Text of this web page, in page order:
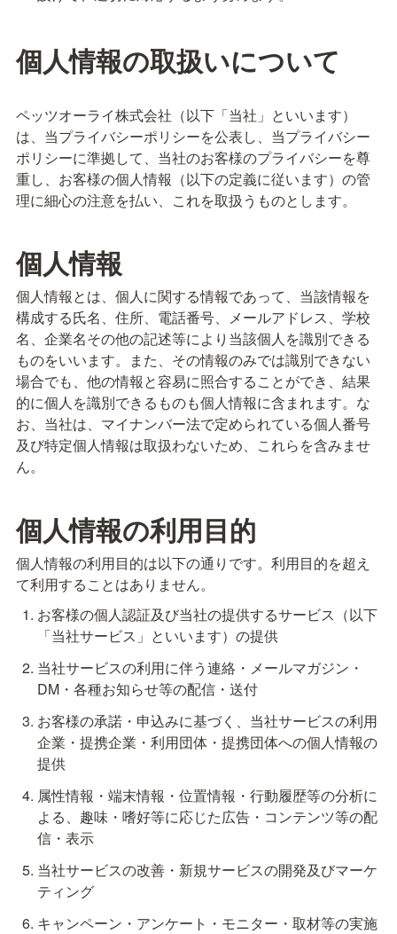
個人情報の取扱いについて
ペッツオーライ株式会社（以下「当社」といいます）
は、当プライバシーポリシーを公表し、当プライバシー
ポリシーに準拠して、当社のお客様のプライバシーを尊
重し、お客様の個人情報（以下の定義に従います）の管
理に細心の注意を払い、これを取扱うものとします。
個人情報
個人情報とは、個人に関する情報であって、当該情報を
構成する氏名、住所、電話番号、メールアドレス、学校
名、企業名その他の記述等により当該個人を識別できる
ものをいいます。また、その情報のみでは識別できない
場合でも、他の情報と容易に照合することができ、結果
的に個人を識別できるものも個人情報に含まれます。な
お、当社は、マイナンバー法で定められている個人番号
及び特定個人情報は取扱わないため、これらを含みませ
ん。
個人情報の利用目的
個人情報の利用目的は以下の通りです。利用目的を超え
て利用することはありません。
お客様の個人認証及び当社の提供するサービス（以下
「当社サービス」といいます）の提供
当社サービスの利用に伴う連絡・メールマガジン・
DM・各種お知らせ等の配信・送付
お客様の承諾・申込みに基づく、当社サービスの利用
企業・提携企業・利用団体・提携団体への個人情報の
提供
属性情報・端末情報・位置情報・行動履歴等の分析に
よる、趣味・嗜好等に応じた広告・コンテンツ等の配
信・表示
当社サービスの改善・新規サービスの開発及びマーケ
ティング
キャンペーン・アンケート・モニター・取材等の実施